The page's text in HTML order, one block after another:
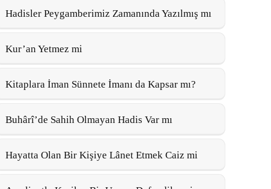
Hadisler Peygamberimiz Zamanında Yazılmış mı
Kur’an Yetmez mi
Kitaplara İman Sünnete İmanı da Kapsar mı?
Buhârî’de Sahih Olmayan Hadis Var mı
Hayatta Olan Bir Kişiye Lânet Etmek Caiz mi